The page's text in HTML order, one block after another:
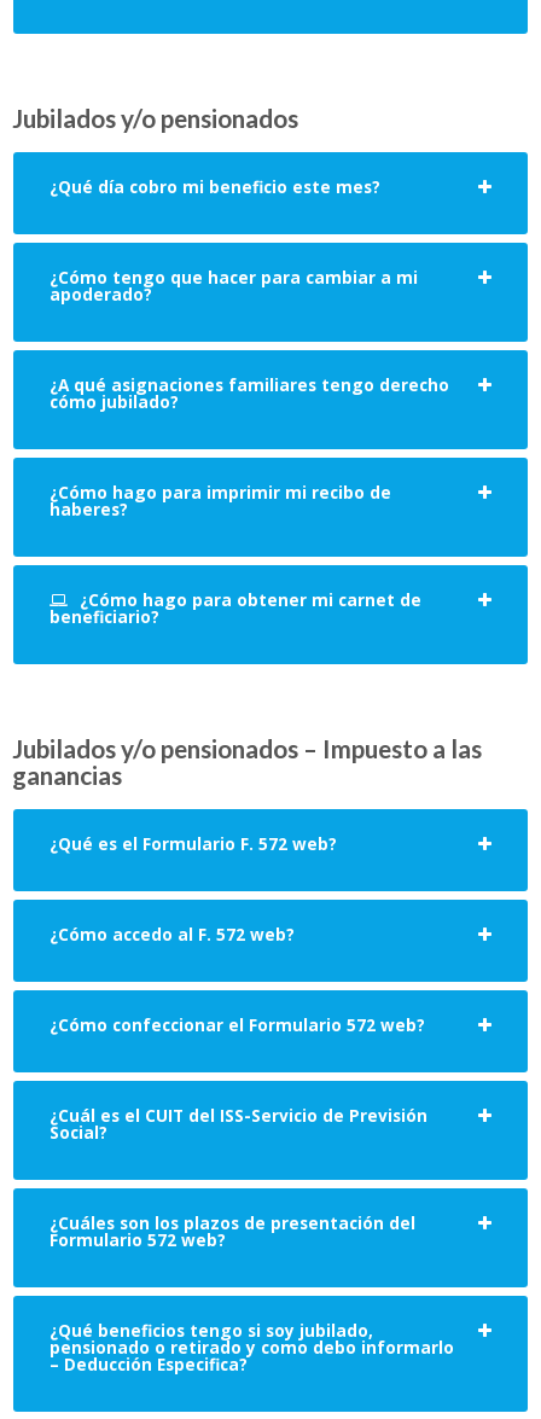
Jubilados y/o pensionados
¿Qué día cobro mi beneficio este mes?
¿Cómo tengo que hacer para cambiar a mi
apoderado?
¿A qué asignaciones familiares tengo derecho
cómo jubilado?
¿Cómo hago para imprimir mi recibo de
haberes?
¿Cómo hago para obtener mi carnet de
beneficiario?
Jubilados y/o pensionados – Impuesto a las
ganancias
¿Qué es el Formulario F. 572 web?
¿Cómo accedo al F. 572 web?
¿Cómo confeccionar el Formulario 572 web?
¿Cuál es el CUIT del ISS-Servicio de Previsión
Social?
¿Cuáles son los plazos de presentación del
Formulario 572 web?
¿Qué beneficios tengo si soy jubilado,
pensionado o retirado y como debo informarlo
– Deducción Especifica?